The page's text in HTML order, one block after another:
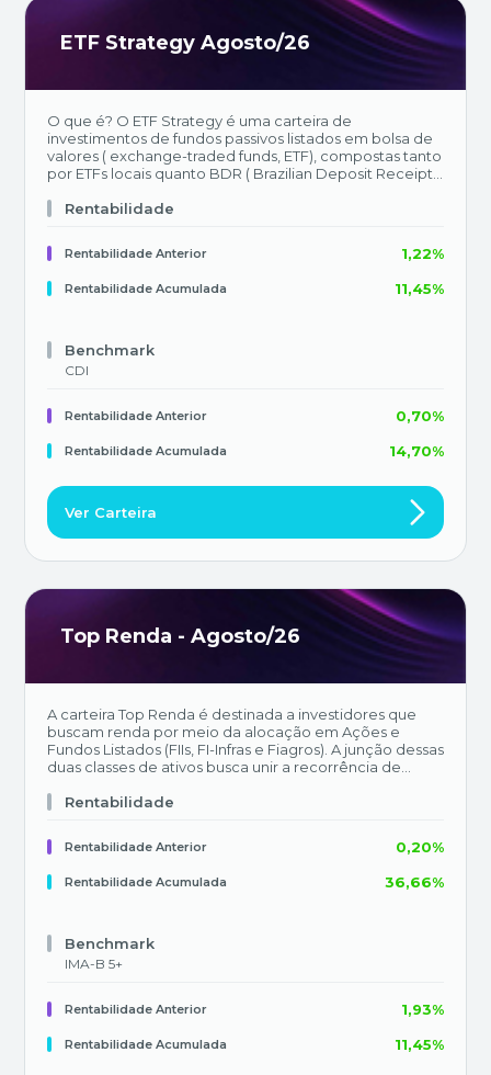
ETF Strategy Agosto/26
O que é? O ETF Strategy é uma carteira de
investimentos de fundos passivos listados em bolsa de
valores ( exchange-traded funds, ETF), compostas tanto
por ETFs locais quanto BDR ( Brazilian Deposit Receipt )
refletir nossa estratégia de alocação. Objetivo da
Depósito Interbancário (CDI), padrão utilizado pela
indústria de fundos de investimentos em
multimercados. O relatório terá periodicidade mensal
e divulgado todo primeiro dia útil de cada mês.
Rentabilidade
Rentabilidade Anterior 1,22%
Rentabilidade Acumulada 11,45%
Benchmark
CDI
Rentabilidade Anterior 0,70%
Rentabilidade Acumulada 14,70%
Ver Carteira
Top Renda - Agosto/26
A carteira Top Renda é destinada a investidores que
buscam renda por meio da alocação em Ações e
Fundos Listados (FIIs, FI-Infras e Fiagros). A junção dessas
duas classes de ativos busca unir a recorrência de
upside e dividendos extraordinários das empresas
Rentabilidade
Rentabilidade Anterior 0,20%
Rentabilidade Acumulada 36,66%
Benchmark
IMA-B 5+
Rentabilidade Anterior 1,93%
Rentabilidade Acumulada 11,45%